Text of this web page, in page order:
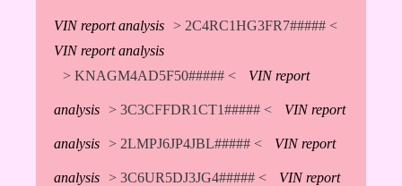
VIN report analysis > 2C4RC1HG3FR7##### <
VIN report analysis
> KNAGM4AD5F50##### <
VIN report
analysis > 3C3CFFDR1CT1##### < VIN report
analysis > 2LMPJ6JP4JBL##### < VIN report
analysis > 3C6UR5DJ3JG4##### < VIN report